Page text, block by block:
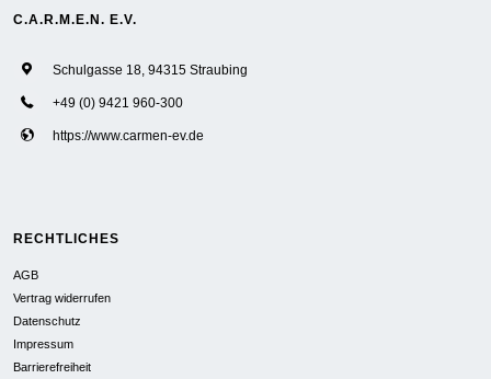
C.A.R.M.E.N. E.V.
Schulgasse 18, 94315 Straubing
+49 (0) 9421 960-300
https://www.carmen-ev.de
RECHTLICHES
AGB
Vertrag widerrufen
Datenschutz
Impressum
Barrierefreiheit